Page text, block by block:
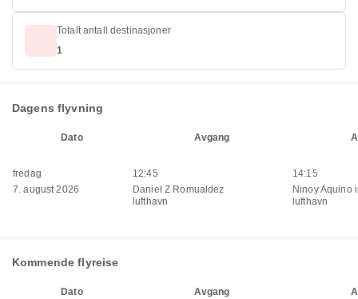
Totalt antall destinasjoner
1
Dagens flyvning
Dato Avgang
fredag
7. august 2026
12:45
Daniel Z Romualdez
lufthavn
14:15
Ninoy Aquino
lufthavn
Kommende flyreise
Dato Avgang